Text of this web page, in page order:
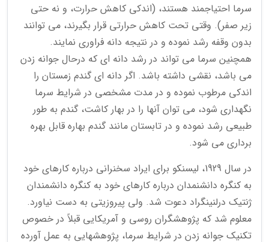
سرما احتیاجمند هستند، (اندکی کاهش حرارت، و نه حتی
زیر صفر). وقتی تحت کاهش حرارتی قرار بگیرند، می توانند
بدون وقفه رشد نموده و در نتیجه دانه فراوری نمایند.
همچنین سرما می تواند در رشد دانه ای که درحال جوانه زدن
می باشد، نقشی داشته باشد. اگر دانه ای گندم زمستان را
اندکی مرطوب نموده و در مدت مشخصی در شرایط سرما
نگهداری شود، می توان آنها را در بهار کاشت، گندم به طور
طبیعی رشد نموده و در تابستان مانند گندم بهاره قابل بهره
برداری می شود.
در سال 1929، لیسنکو برای ایراد سخنرانی درباره کارهای خود
به کنگره دانشنمدان درباره کارهای خود به کنگره دانشمندان
ژنتیک درلنینگراد دعوت شد. ولی پیروزیتی به دست نیاورد.
معلوم شد که پژوهشگران روسی و آمریکایی قبلاً در خصوص
تکنیک جوانه زدن در شرایط سرما، پژوهشهایی به عمل آورده